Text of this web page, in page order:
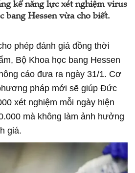
kể năng lực xét nghiệm virus
bang Hessen vừa cho biết.
phép đánh giá đồng thời
Bộ Khoa học bang Hessen
cáo đưa ra ngày 31/1. Cơ
pháp mới sẽ giúp Đức
xét nghiệm mỗi ngày hiện
mà không làm ảnh hưởng
giá.